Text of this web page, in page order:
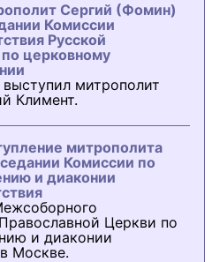
Сергий (Фомин)
Комиссии
Русской
церковному
митрополит
Климент.
митрополита
Комиссии по
и диаконии
Церкви по
и диаконии
Москве.